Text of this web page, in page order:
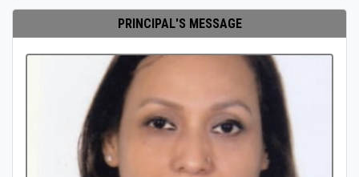
PRINCIPAL'S MESSAGE